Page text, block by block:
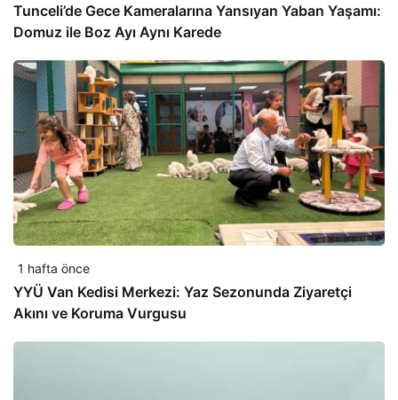
Tunceli’de Gece Kameralarına Yansıyan Yaban Yaşamı:
Domuz ile Boz Ayı Aynı Karede
1 hafta önce
YYÜ Van Kedisi Merkezi: Yaz Sezonunda Ziyaretçi
Akını ve Koruma Vurgusu